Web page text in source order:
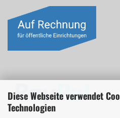
Diese Webseite verwendet
Technologien